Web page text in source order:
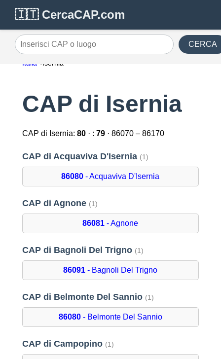
🇮🇹 CercaCAP.com
Inserisci CAP o luogo CERCA
Italia Isernia
CAP di Isernia
CAP di Isernia: 80· : 79· 86070 – 86170
CAP di Acquaviva D'Isernia (1)
86080 - Acquaviva D'Isernia
CAP di Agnone (1)
86081 - Agnone
CAP di Bagnoli Del Trigno (1)
86091 - Bagnoli Del Trigno
CAP di Belmonte Del Sannio (1)
86080- Belmonte Del Sannio
CAP di Campopino (1)